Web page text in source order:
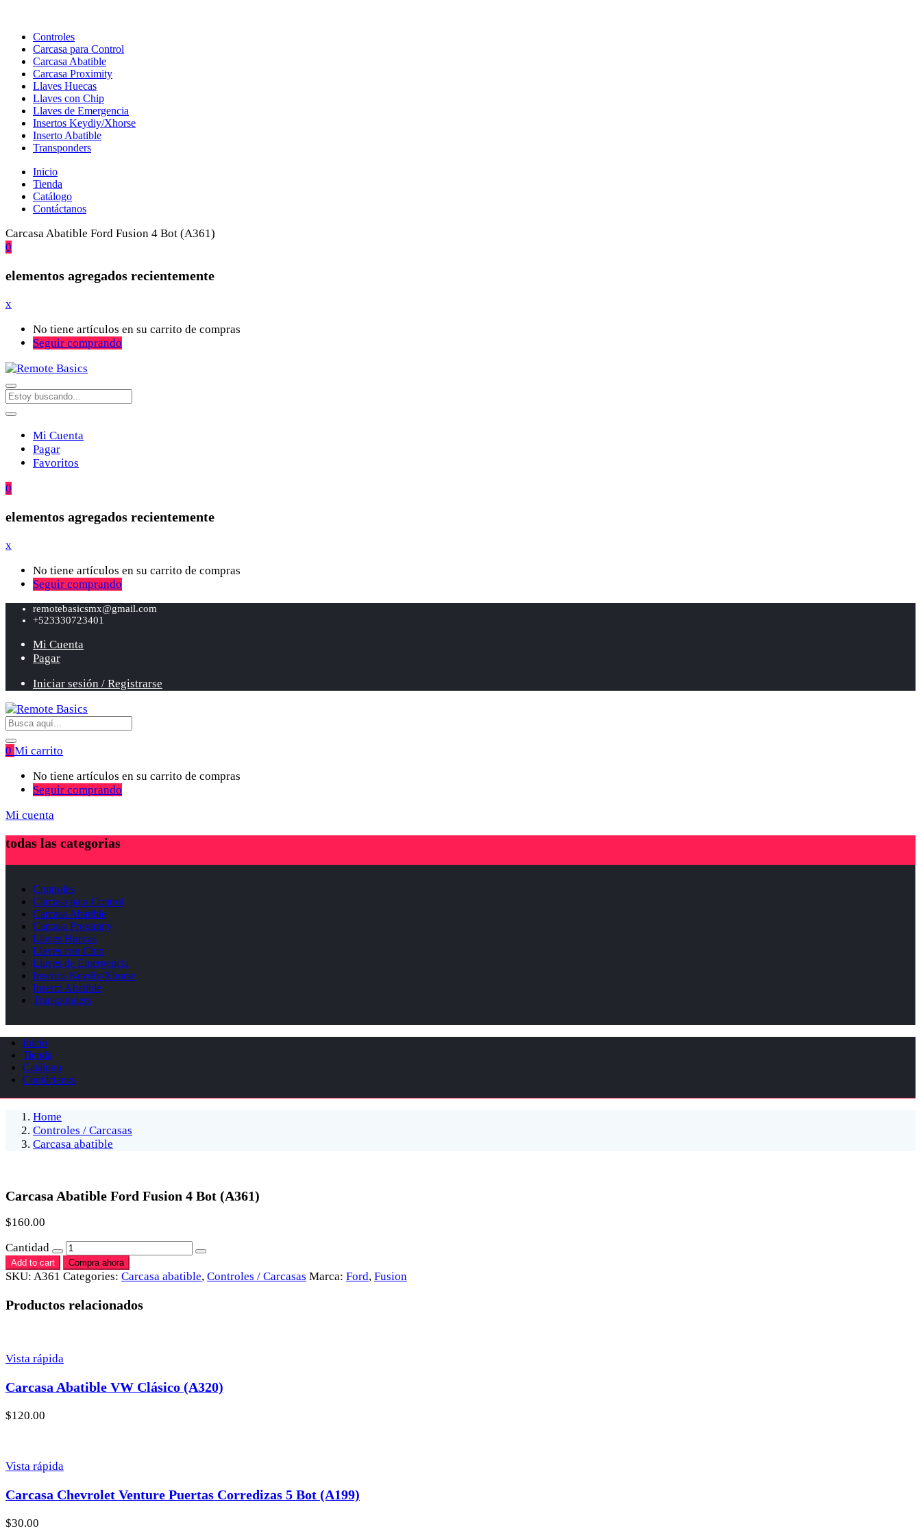
Controles
Carcasa para Control
Carcasa Abatible
Carcasa Proximity
Llaves Huecas
Llaves con Chip
Llaves de Emergencia
Insertos Keydiy/Xhorse
Inserto Abatible
Transponders
Inicio
Tienda
Catálogo
Contáctanos
Carcasa Abatible Ford Fusion 4 Bot (A361)
0
elementos agregados recientemente
x
No tiene artículos en su carrito de compras
Seguir comprando
Mi Cuenta
Pagar
Favoritos
0
elementos agregados recientemente
x
No tiene artículos en su carrito de compras
Seguir comprando
remotebasicsmx@gmail.com
+523330723401
Mi Cuenta
Pagar
Iniciar sesión / Registrarse
0 Mi carrito
No tiene artículos en su carrito de compras
Seguir comprando
Mi cuenta
todas las categorias
Controles
Carcasa para Control
Carcasa Abatible
Carcasa Proximity
Llaves Huecas
Llaves con Chip
Llaves de Emergencia
Insertos Keydiy/Xhorse
Inserto Abatible
Transponders
Inicio
Tienda
Catálogo
Contáctanos
Home
Controles / Carcasas
Carcasa abatible
Carcasa Abatible Ford Fusion 4 Bot (A361)
$160.00
Cantidad
Add to cart Compra ahora
SKU: A361 Categories: Carcasa abatible, Controles / Carcasas Marca: Ford, Fusion
Productos relacionados
Vista rápida
Carcasa Abatible VW Clásico (A320)
$120.00
Vista rápida
Carcasa Chevrolet Venture Puertas Corredizas 5 Bot (A199)
$30.00